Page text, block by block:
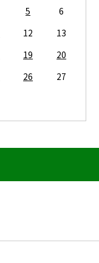
5
6
12
13
19
20
26
27